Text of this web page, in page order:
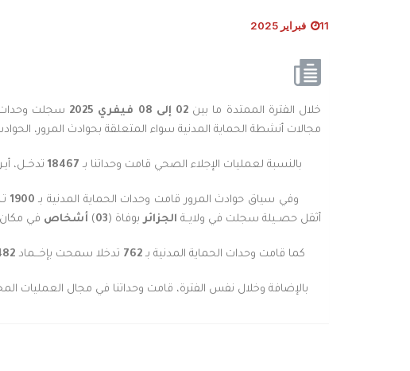
11 فبراير 2025
خلال الفترة الممتدة ما بين02 إلى 08 فيفري 2025 سجلت وحدات
مجالات أنشطة الحماية المدنية سواء المتعلقة بحوادث المرور،
بالنسبة لعمليات الإجلاء الصحي قامت وحداتنا بـ 18467 تدخــل،
وفي سياق حوادث المرور قامت وحدات الحماية المدنية بـ 1900
أثقل حصــيلة سجلت في ولايــة الجزائربوفاة (03
) أشخاص في
كما قامت وحدات الحماية المدنية بـ 762 تدخلا سمحت بإخـــماد
بالإضافة وخلال نفس الفترة، قامت وحداتنا في مجال العمليات